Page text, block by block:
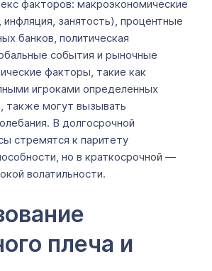
факторов: макроэкономические
занятость), процентные
банков, политическая
события и рыночные
факторы, такие как
игроками определенных
также могут вызывать
В долгосрочной
стремятся к паритету
но в краткосрочной —
волатильности.
плеча и